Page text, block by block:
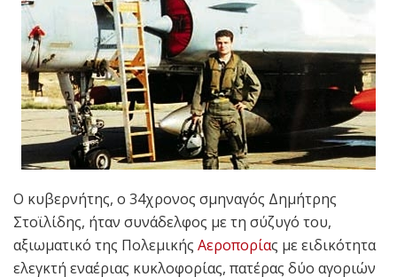
Ο κυβερνήτης, ο 34χρονος σμηναγός Δημήτρης
Στοϊλίδης, ήταν συνάδελφος με τη σύζυγό του,
αξιωματικό της Πολεμικής Αεροπορίας με ειδικότητα
ελεγκτή εναέριας κυκλοφορίας, πατέρας δύο αγοριών